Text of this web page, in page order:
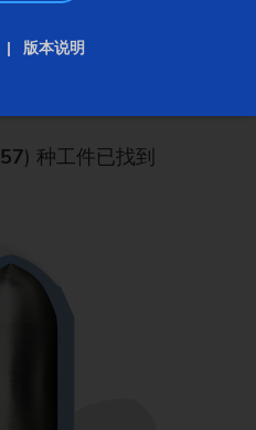
57) 种工件已找到
版本说明